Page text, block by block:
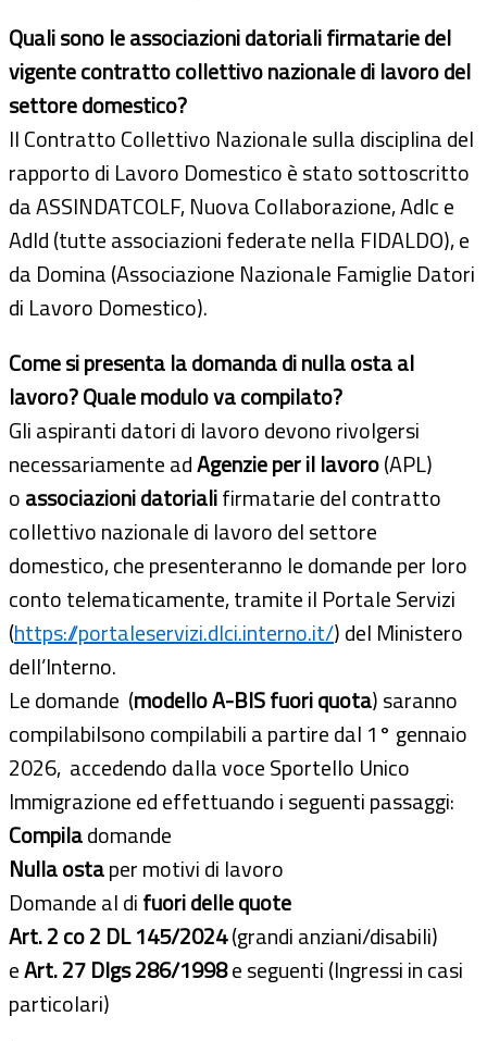
Quali sono le associazioni datoriali firmatarie del
vigente contratto collettivo nazionale di lavoro del
settore domestico?
Il Contratto Collettivo Nazionale sulla disciplina del
rapporto di Lavoro Domestico è stato sottoscritto
da ASSINDATCOLF, Nuova Collaborazione, Adlc e
Adld (tutte associazioni federate nella FIDALDO), e
da Domina (Associazione Nazionale Famiglie Datori
di Lavoro Domestico).
Come si presenta la domanda di nulla osta al
lavoro? Quale modulo va compilato?
Gli aspiranti datori di lavoro devono rivolgersi
necessariamente adAgenzie per il lavoro(APL)
oassociazioni datorialifirmatarie del contratto
collettivo nazionale di lavoro del settore
domestico, che presenteranno le domande per loro
conto telematicamente, tramite il Portale Servizi
(https://portaleservizi.dlci.interno.it/) del Ministero
dell’Interno.
Le domande (modello A-BIS fuori quota) saranno
compilabilsono compilabili a partire dal 1° gennaio
2026, accedendo dalla voce Sportello Unico
Immigrazione ed effettuando i seguenti passaggi:
Compiladomande
Nulla ostaper motivi di lavoro
Domande al difuori delle quote
Art. 2 co 2 DL 145/2024(grandi anziani/disabili)
eArt. 27 Dlgs 286/1998e seguenti (Ingressi in casi
particolari)